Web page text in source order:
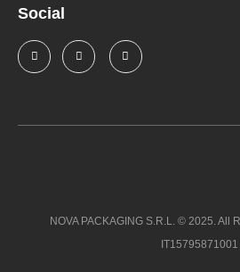
Social
NOVA PACKAGING S.R.L. © 2025. All
IT15795871001